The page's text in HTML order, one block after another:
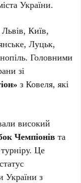
України.
Київ,
Луцьк,
Головними
зі
з Ковеля, які
високий
Чемпіонів та
Це
України з